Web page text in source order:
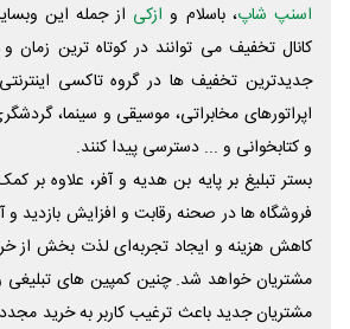
اسنپ شاپ، باسلام و ازکی از جمله این
کانال تخفیف می توانند در کوتاه ترین زمان
جدیدترین تخفیف ها در گروه تاکسی
اپراتورهای مخابراتی، موسیقی و سینما،
و کتابخوانی و ... دسترسی پیدا کنند.
بستر تبلیغ بر پایه بن هدیه و آفر، علاوه بر
فروشگاه ها در صحنه رقابت و افزایش بازدید
کاهش هزینه و ایجاد تجربه‌ای لذت بخش از
مشتریان خواهد شد. چنین کمپین های
مشتریان جدید باعث ترغیب کاربر به خرید